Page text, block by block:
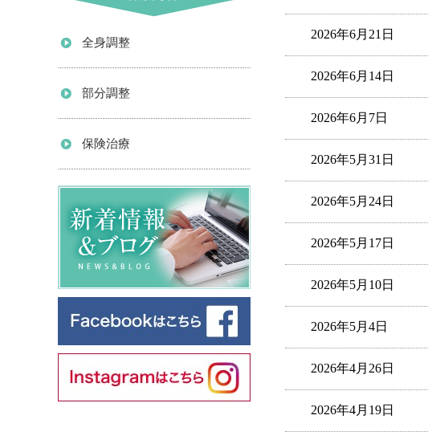
2026年6月21日
2026年6月14日
2026年6月7日
2026年5月31日
2026年5月24日
2026年5月17日
2026年5月10日
2026年5月4日
2026年4月26日
2026年4月19日
全身調整
部分調整
保険治療